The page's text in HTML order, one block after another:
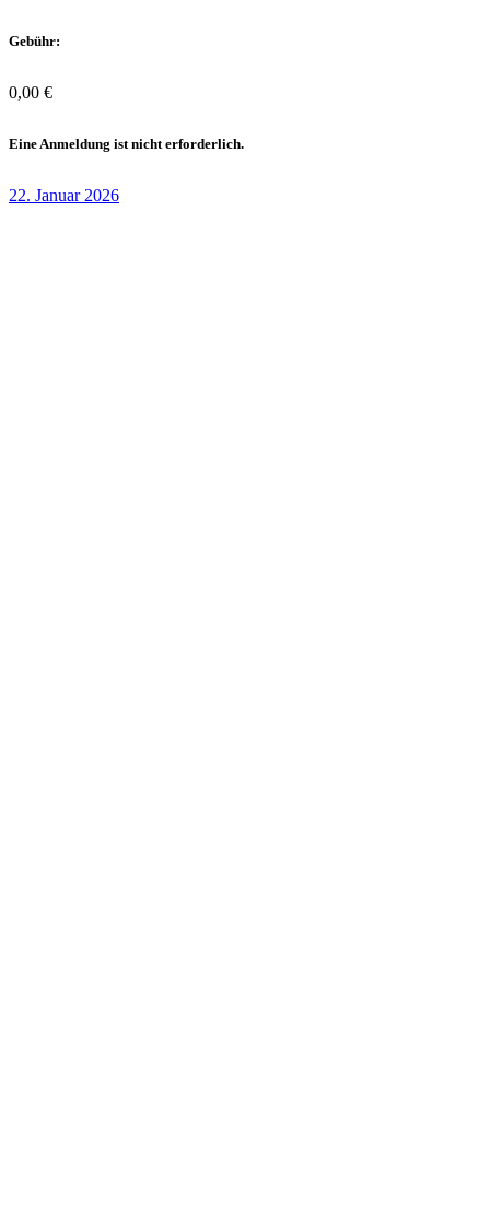
Gebühr:
0,00 €
Eine Anmeldung ist nicht erforderlich.
22. Januar 2026